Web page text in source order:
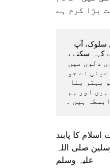
ہیں ۔
کا پابند
صلی اللہ
علیہ وسلم